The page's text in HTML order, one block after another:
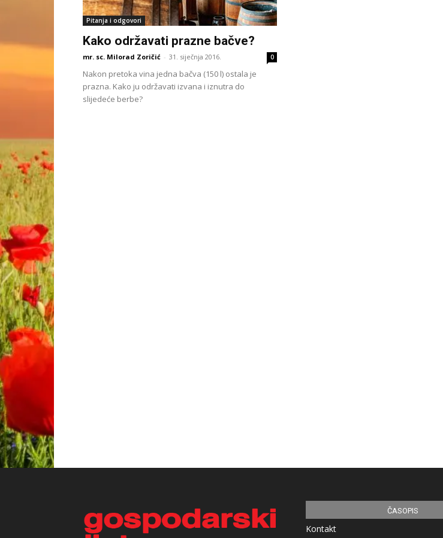
Pitanja i odgovori
Kako održavati prazne bačve?
mr. sc. Milorad Zoričić - 31. siječnja 2016. 0
Nakon pretoka vina jedna bačva (150 l) ostala je
prazna. Kako ju održavati izvana i iznutra do
slijedeće berbe?
ČASOPIS
Kontakt